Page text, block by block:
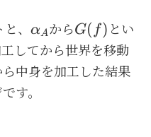
、 \alpha_A
αA からG(f)
G( f) とい
してから世界を移動
中身を加工した結果
す。